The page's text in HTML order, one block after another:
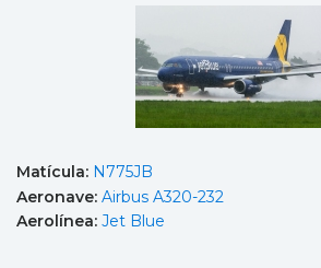
Matícula: N775JB
Aeronave: Airbus A320-232
Aerolínea: Jet Blue